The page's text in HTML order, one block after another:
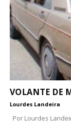
VOLANTE DE
Lourdes Landeira
Por Lourdes